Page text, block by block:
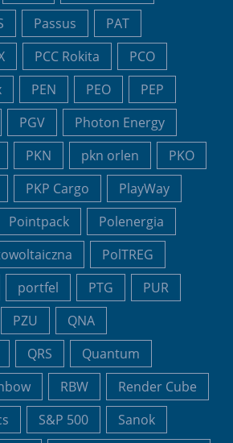
Passus
PAT
PCC Rokita
PCO
PEN PEO
PEP
PGV
Photon Energy
PKN pkn orlen
PKO
PKP Cargo
PlayWay
Pointpack
Polenergia
PolTREG
portfel PTG
PUR
PZU
QNA
QRS
Quantum
RBW
Render Cube
S&P 500
Sanok